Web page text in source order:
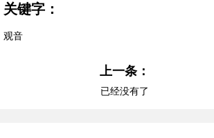
关键字：
观音
上一条：
已经没有了